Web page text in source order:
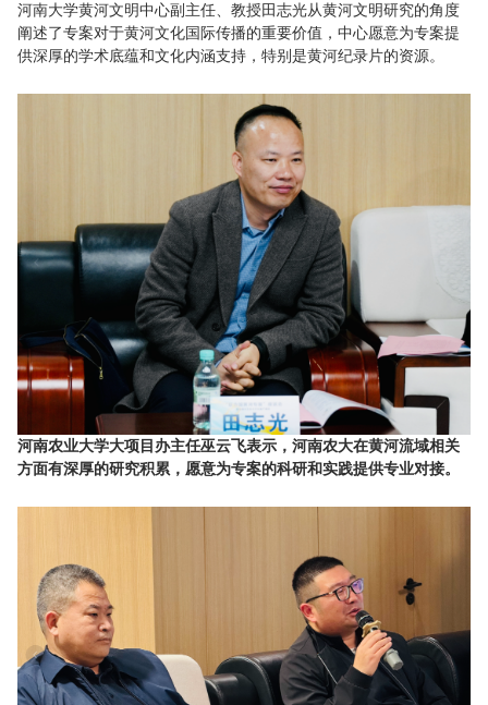
河南大学黄河文明中心副主任、教授田志光从黄河文明研究的角度
阐述了专案对于黄河文化国际传播的重要价值，中心愿意为专案提
供深厚的学术底蕴和文化内涵支持，特别是黄河纪录片的资源。
河南农业大学大项目办主任巫云飞表示，河南农大在黄河流域相关
方面有深厚的研究积累，愿意为专案的科研和实践提供专业对接。